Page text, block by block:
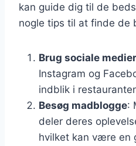
kan guide dig til de
nogle tips til at finde de
Brug sociale medier
Instagram og
indblik i
Besøg madblogge:
deler deres
hvilket kan være en